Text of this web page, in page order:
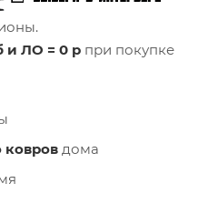
и ЛО = 0 р при покупке
ковров дома